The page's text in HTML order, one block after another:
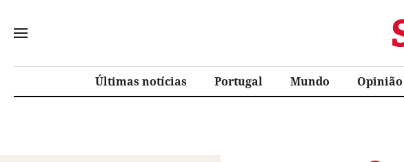
Últimas notícias Portugal Mundo Opinião